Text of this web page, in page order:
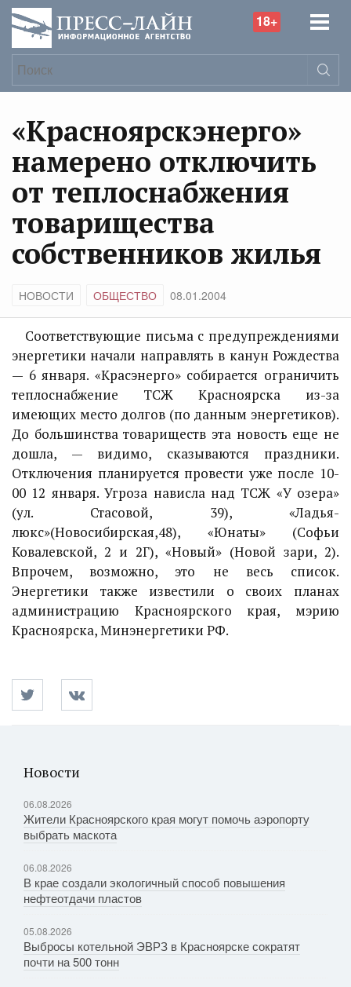
18+
«Красноярскэнерго»
намерено отключить
от теплоснабжения
товарищества
собственников жилья
НОВОСТИ ОБЩЕСТВО 08.01.2004
Соответствующие письма с предупреждениями
энергетики начали направлять в канун Рождества
— 6 января. «Красэнерго» собирается ограничить
теплоснабжение ТСЖ Красноярска из-за
имеющих место долгов (по данным энергетиков).
До большинства товариществ эта новость еще не
дошла, — видимо, сказываются праздники.
Отключения планируется провести уже после 10-
00 12 января. Угроза нависла над ТСЖ «У озера»
(ул. Стасовой, 39), «Ладья-
люкс»(Новосибирская,48), «Юнаты» (Софьи
Ковалевской, 2 и 2Г), «Новый» (Новой зари, 2).
Впрочем, возможно, это не весь список.
Энергетики также известили о своих планах
администрацию Красноярского края, мэрию
Красноярска, Минэнергетики РФ.
Новости
06.08.2026
Жители Красноярского края могут помочь аэропорту
выбрать маскота
06.08.2026
В крае создали экологичный способ повышения
нефтеотдачи пластов
05.08.2026
Выбросы котельной ЭВРЗ в Красноярске сократят
почти на 500 тонн